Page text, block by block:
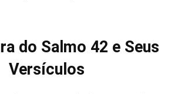
do Salmo 42 e Seus
Versículos